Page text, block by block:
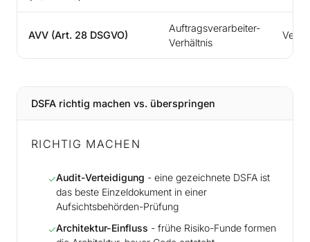
AVV (Art. 28 DSGVO)
Auftragsverarbeiter-
Verhältnis
DSFA richtig machen vs. überspringen
RICHTIG MACHEN
✓Audit-Verteidigung - eine gezeichnete DSFA ist
das beste Einzeldokument in einer
Aufsichtsbehörden-Prüfung
✓Architektur-Einfluss - frühe Risiko-Funde formen